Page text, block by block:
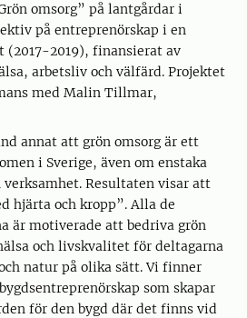
omsorg” på lantgårdar i
på entreprenörskap i en
(2017-2019), finansierat av
arbetsliv och välfärd. Projektet
med Malin Tillmar,
annat att grön omsorg är ett
i Sverige, även om enstaka
verksamhet. Resultaten visar att
hjärta och kropp”. Alla de
är motiverade att bedriva grön
och livskvalitet för deltagarna
natur på olika sätt. Vi finner
som skapar
för den bygd där det finns vid